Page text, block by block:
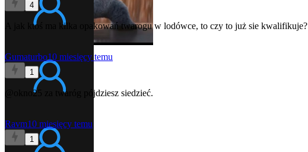
4
A jak ktoś ma kilka opakowań twarogu w lodówce, to czy to już sie kwalifikuje?
Gumaturbo10 miesięcy temu
1
@okno25 za twaróg pójdziesz siedzieć.
Ravm10 miesięcy temu
1